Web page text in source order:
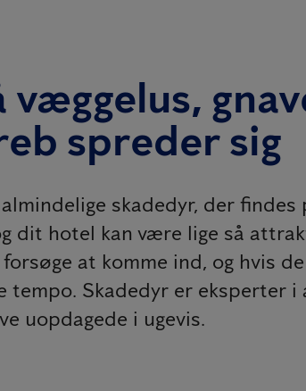
væggelus,
spreder sig
skadedyr, der findes
dit hotel kan være lige så
at komme ind, og hvis
Skadedyr er eksperter i
uopdagede i ugevis.